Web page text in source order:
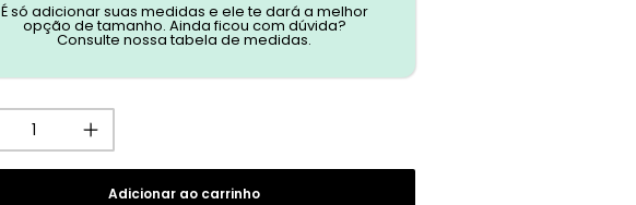
É só adicionar suas medidas e ele te dará a melhor
opção de tamanho. Ainda ficou com dúvida?
Consulte nossa tabela de medidas.
Adicionar ao carrinho